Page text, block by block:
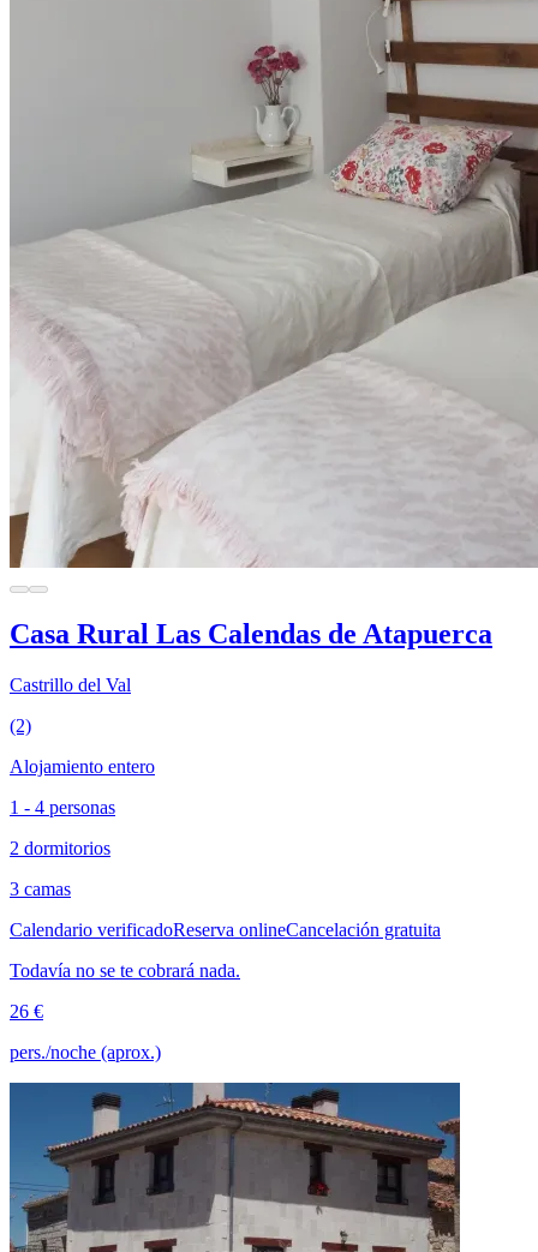
Casa Rural Las Calendas de Atapuerca
Castrillo del Val
(2)
Alojamiento entero
1 - 4 personas
2 dormitorios
3 camas
Calendario verificadoReserva onlineCancelación gratuita
Todavía no se te cobrará nada.
26 €
pers./noche (aprox.)